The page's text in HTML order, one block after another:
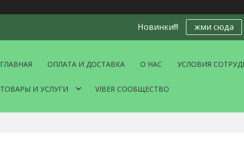
Новинки!!! жми сюда
ГЛАВНАЯ ОПЛАТА И ДОСТАВКА О НАС УСЛОВИЯ
ТОВАРЫ И УСЛУГИ VIBER СООБЩЕСТВО